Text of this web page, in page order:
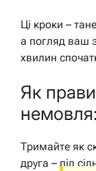
Ці кроки –
а погляд ваш
хвилин
Як
Тримайте як
друга – під